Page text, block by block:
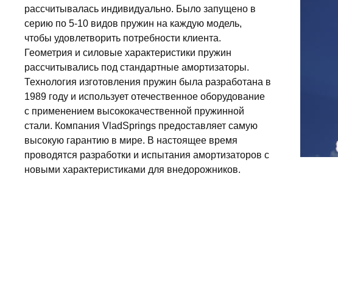
рассчитывалась индивидуально. Было запущено в
серию по 5-10 видов пружин на каждую модель,
чтобы удовлетворить потребности клиента.
Геометрия и силовые характеристики пружин
рассчитывались под стандартные амортизаторы.
Технология изготовления пружин была разработана в
1989 году и использует отечественное оборудование
с применением высококачественной пружинной
стали. Компания VladSprings предоставляет самую
высокую гарантию в мире. В настоящее время
проводятся разработки и испытания амортизаторов с
новыми характеристиками для внедорожников.